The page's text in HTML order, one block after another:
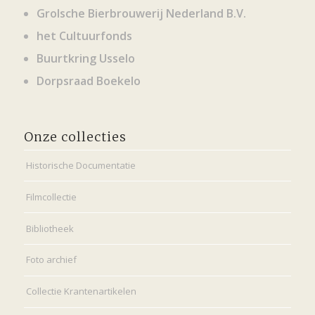
Grolsche Bierbrouwerij Nederland B.V.
het Cultuurfonds
Buurtkring Usselo
Dorpsraad Boekelo
Onze collecties
Historische Documentatie
Filmcollectie
Bibliotheek
Foto archief
Collectie Krantenartikelen